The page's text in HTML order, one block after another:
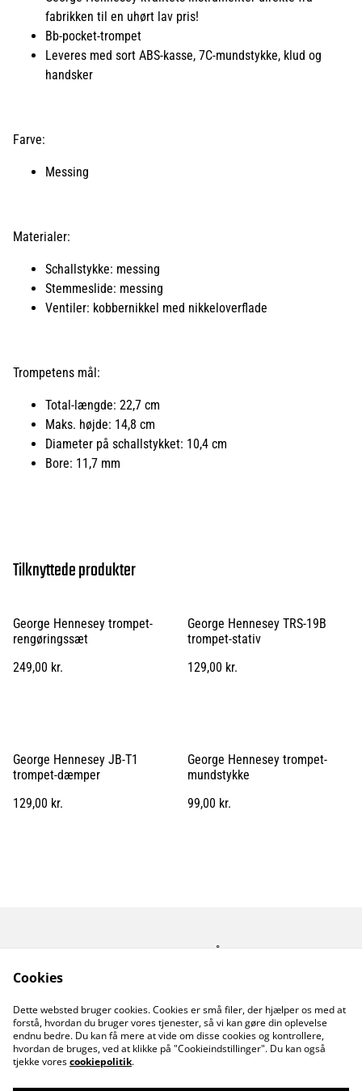
fabrikken til en uhørt lav pris!
Bb-pocket-trompet
Leveres med sort ABS-kasse, 7C-mundstykke, klud og
handsker
Farve:
Messing
Materialer:
Schallstykke: messing
Stemmeslide: messing
Ventiler: kobbernikkel med nikkeloverflade
Trompetens mål:
Total-længde: 22,7 cm
Maks. højde: 14,8 cm
Diameter på schallstykket: 10,4 cm
Bore: 11,7 mm
Tilknyttede produkter
George Hennesey trompet-
rengøringssæt
249,00 kr.
George Hennesey TRS-19B
trompet-stativ
129,00 kr.
George Hennesey JB-T1
trompet-dæmper
129,00 kr.
George Hennesey trompet-
mundstykke
99,00 kr.
Kontakt os
Åbningstider
Cookiepolitik
Cookies
Dette websted bruger cookies. Cookies er små filer, der hjælper os med at
forstå, hvordan du bruger vores tjenester, så vi kan gøre din oplevelse
endnu bedre. Du kan få mere at vide om disse cookies og kontrollere,
hvordan de bruges, ved at klikke på "Cookieindstillinger". Du kan også
tjekke vorescookiepolitik.